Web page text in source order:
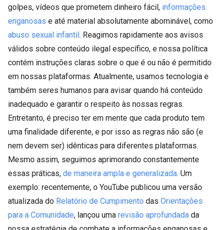
golpes, vídeos que prometem dinheiro fácil, informações
enganosas e até material absolutamente abominável, como
abuso sexual infantil. Reagimos rapidamente aos avisos
válidos sobre conteúdo ilegal específico, e nossa política
contém instruções claras sobre o que é ou não é permitido
em nossas plataformas. Atualmente, usamos tecnologia e
também seres humanos para avisar quando há conteúdo
inadequado e garantir o respeito às nossas regras.
Entretanto, é preciso ter em mente que cada produto tem
uma finalidade diferente, e por isso as regras não são (e
nem devem ser) idênticas para diferentes plataformas.
Mesmo assim, seguimos aprimorando constantemente
essas práticas, de maneira ampla e generalizada. Um
exemplo: recentemente, o YouTube publicou uma versão
atualizada do Relatório de Cumpimento das Orientações
para a Comunidade, lançou uma revisão aprofundada da